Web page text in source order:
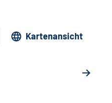
Kartenansicht